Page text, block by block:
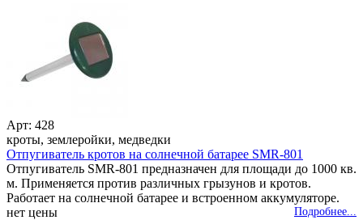
Арт: 428
кроты, землеройки, медведки
Отпугиватель кротов на солнечной батарее SMR-801
Отпугиватель SMR-801 предназначен для площади до 1000 кв.
м. Применяется против различных грызунов и кротов.
Работает на солнечной батарее и встроенном аккумуляторе.
нет цены
Подробнее...